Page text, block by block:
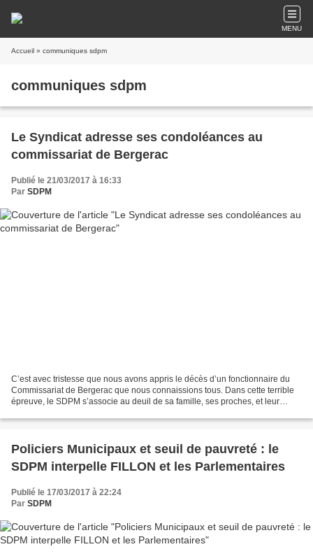
MENU
Accueil » communiques sdpm
communiques sdpm
Le Syndicat adresse ses condoléances au
commissariat de Bergerac
Publié le 21/03/2017 à 16:33
Par SDPM
C’est avec tristesse que nous avons appris le décès d’un fonctionnaire du
Commissariat de Bergerac que nous connaissions tous. Dans cette terrible
épreuve, le SDPM s’associe au deuil de sa famille, ses proches, et leur
Policiers Municipaux et seuil de pauvreté : le
SDPM interpelle FILLON et les Parlementaires
Publié le 17/03/2017 à 22:24
Par SDPM